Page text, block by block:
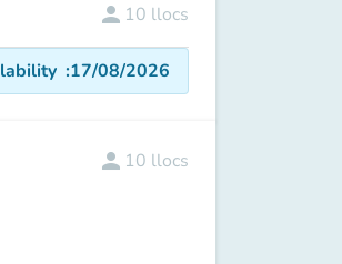
person 10 llocs
:17/08/2026
person 10 llocs